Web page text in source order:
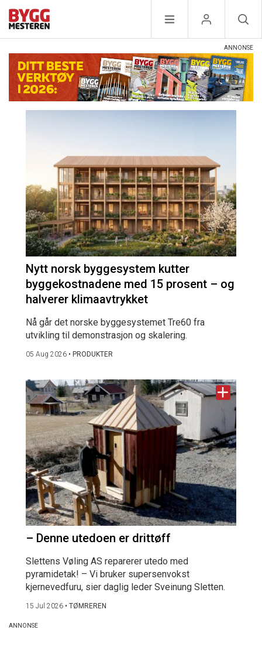
Nytt norsk byggesystem kutter
byggekostnadene med 15 prosent – og
halverer klimaavtrykket
Nå går det norske byggesystemet Tre60 fra
utvikling til demonstrasjon og skalering.
05 Aug 2026 • PRODUKTER
– Denne utedoen er drittøff
Slettens Vøling AS reparerer utedo med
pyramidetak! – Vi bruker supersenvokst
kjernevedfuru, sier daglig leder Sveinung Sletten.
15 Jul 2026 • TØMREREN